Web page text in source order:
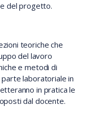
del progetto.
teoriche che
del lavoro
e metodi di
laboratoriale in
in pratica le
dal docente.